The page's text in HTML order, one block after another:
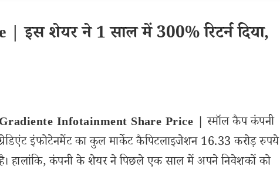
इस शेयर ने 1 साल में 300% रिटर्न दिया,
Gradiente Infotainment Share Price | स्मॉल कैप कंपनी
इंफोटेनमेंट का कुल मार्केट कैपिटलाइजेशन 16.33 करोड़ रुपये
हालांकि, कंपनी के शेयर ने पिछले एक साल में अपने निवेशकों को